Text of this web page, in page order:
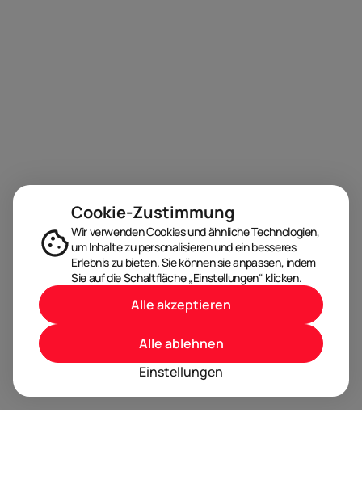
Cookie-Zustimmung
Wir verwenden Cookies und ähnliche Technologien,
um Inhalte zu personalisieren und ein besseres
Erlebnis zu bieten. Sie können sie anpassen, indem
Sie auf die Schaltfläche „Einstellungen“ klicken.
Einstellungen
Alle ablehnen
Alle akzeptieren